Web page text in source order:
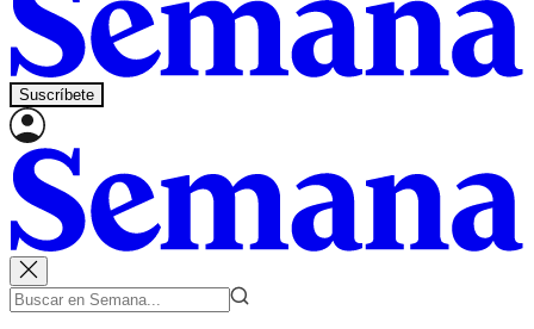
Suscríbete